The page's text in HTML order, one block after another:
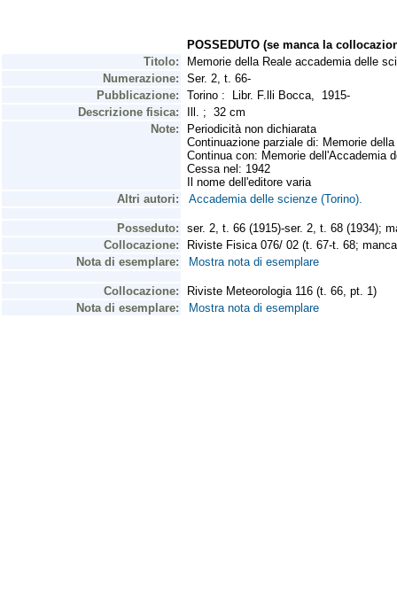
POSSEDUTO (se manca la
Titolo:
Memorie della Reale accademia delle
Numerazione:
Ser. 2, t. 66-
Pubblicazione:
Torino : Libr. F.lli Bocca, 1915-
Descrizione fisica:
Ill. ; 32 cm
Note:
Periodicità non dichiarata
Continuazione parziale di: Memorie
Continua con: Memorie dell'Accademia
Cessa nel: 1942
Il nome dell'editore varia
Altri autori:
Accademia delle scienze (Torino).
Posseduto:
ser. 2, t. 66 (1915)-ser. 2, t. 68 (1934);
Collocazione:
Riviste Fisica 076/ 02 (t. 67-t. 68;
Nota di esemplare:
Mostra nota di esemplare
Collocazione:
Riviste Meteorologia 116 (t. 66, pt. 1)
Nota di esemplare:
Mostra nota di esemplare